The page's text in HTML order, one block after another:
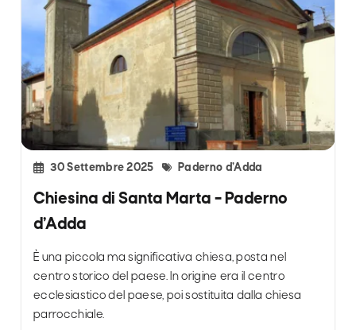
Chiesina di Santa Marta – Paderno
d’Adda
30 Settembre 2025 Paderno d’Adda
È una piccola ma significativa chiesa, posta nel
centro storico del paese. In origine era il centro
ecclesiastico del paese, poi sostituita dalla chiesa
parrocchiale.